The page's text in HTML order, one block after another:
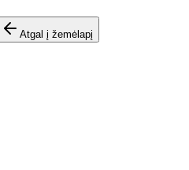
Atgal į žemėlapį